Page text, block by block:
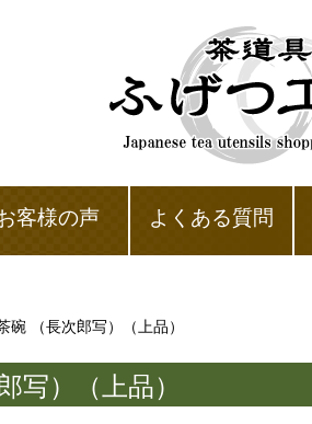
客様の声 よくある質問
（長次郎写）（上品）
）（上品）